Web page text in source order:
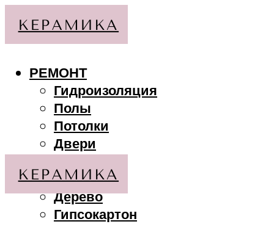
РЕМОНТ
Гидроизоляция
Полы
Потолки
Двери
МАТЕРИАЛЫ
Дерево
Гипсокартон